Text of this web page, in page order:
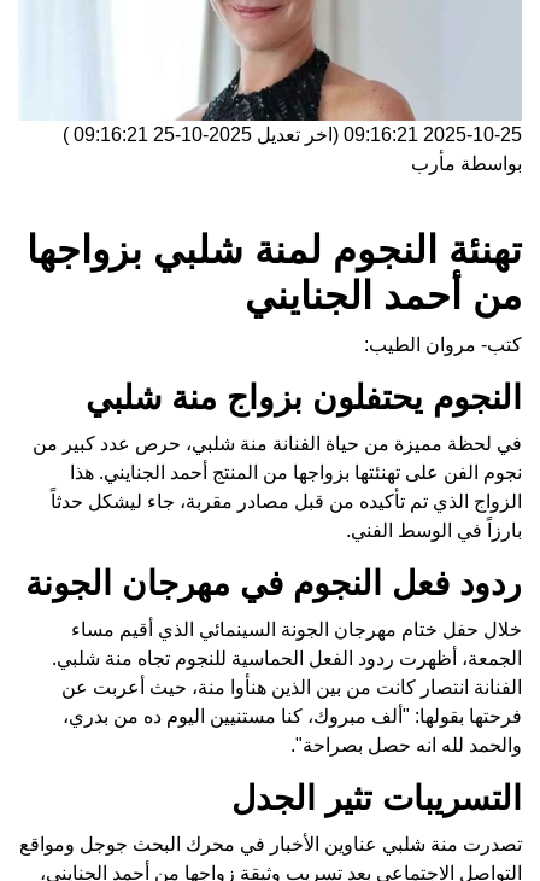
2025-10-25 09:16:21 (اخر تعديل 2025-10-25 09:16:21
)
بواسطة مأرب
تهنئة النجوم لمنة شلبي بزواجها
من أحمد الجنايني
كتب- مروان الطيب:
النجوم يحتفلون بزواج منة شلبي
في لحظة مميزة من حياة الفنانة منة شلبي، حرص عدد كبير من
نجوم الفن على تهنئتها بزواجها من المنتج أحمد الجنايني. هذا
الزواج الذي تم تأكيده من قبل مصادر مقربة، جاء ليشكل حدثاً
بارزاً في الوسط الفني.
ردود فعل النجوم في مهرجان الجونة
خلال حفل ختام مهرجان الجونة السينمائي الذي أقيم مساء
الجمعة، أظهرت ردود الفعل الحماسية للنجوم تجاه منة شلبي.
الفنانة انتصار كانت من بين الذين هنأوا منة، حيث أعربت عن
فرحتها بقولها: "ألف مبروك، كنا مستنيين اليوم ده من بدري،
والحمد لله انه حصل بصراحة".
التسريبات تثير الجدل
تصدرت منة شلبي عناوين الأخبار في محرك البحث جوجل ومواقع
التواصل الاجتماعي بعد تسريب وثيقة زواجها من أحمد الجنايني،